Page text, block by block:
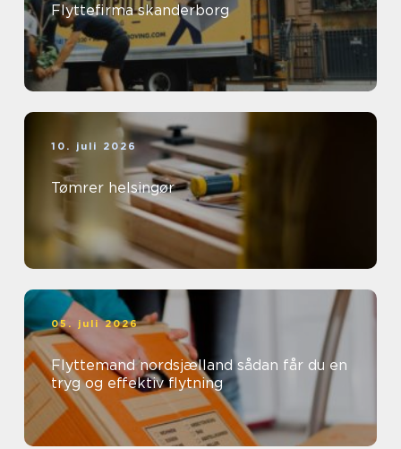
Flyttefirma skanderborg
10. juli 2026
Tømrer helsingør
05. juli 2026
Flyttemand nordsjælland sådan får du en
tryg og effektiv flytning